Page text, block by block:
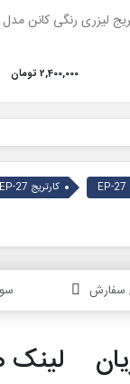
لیزری رنگی کانن مدل 729 مشکی
2,400,000 تومان
EP-27 کارتریج EP-27
سفارش
لینک